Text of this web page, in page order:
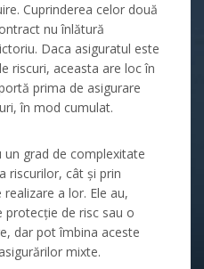
Cuprinderea celor două
nu înlătură
Daca asiguratul este
riscuri, aceasta are loc în
prima de asigurare
în mod cumulat.
un grad de complexitate
riscurilor, cât și prin
a lor. Ele au,
protecție de risc sau o
dar pot îmbina aceste
mixte.